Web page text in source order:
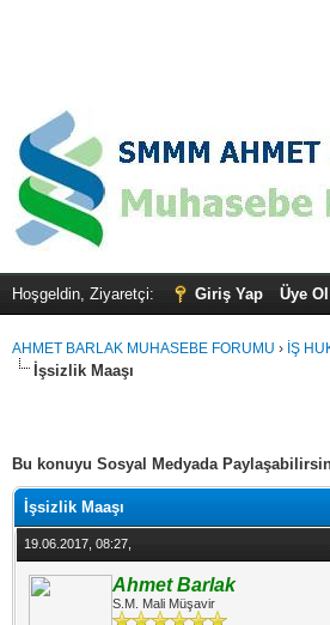
Hoşgeldin, Ziyaretçi: Giriş Yap Üye Ol
AHMET BARLAK MUHASEBE FORUMU › İŞ
İşsizlik Maaşı
Bu konuyu Sosyal Medyada
İşsizlik Maaşı
19.06.2017, 08:27,
Ahmet Barlak
S.M. Mali Müşavir